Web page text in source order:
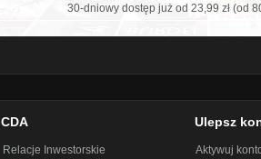
30-dniowy dostęp już od 23,99 zł (od
CDA
Relacje Inwestorskie
Ulepsz
Aktywuj